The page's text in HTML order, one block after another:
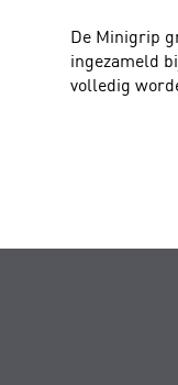
De Minigrip
ingezameld
volledig